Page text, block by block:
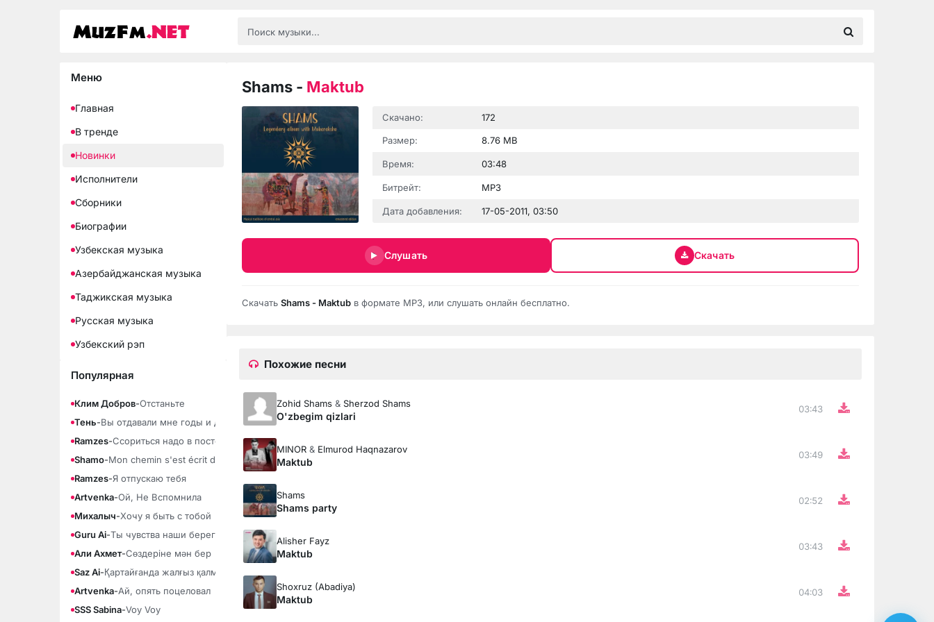
Меню
Главная
В тренде
Новинки
Исполнители
Сборники
Биографии
Узбекская музыка
Азербайджанская музыка
Таджикская музыка
Русская музыка
Узбекский рэп
Популярная
Клим Добров-Отстаньте
Тень-Вы отдавали мне годы и душу
Ramzes-Ссориться надо в постели
Shamo-Mon chemin s'est écrit dans la fumée
Ramzes-Я отпускаю тебя
Artvenka-Ой, Не Вспомнила
Михалыч-Хочу я быть с тобой
Guru Ai-Ты чувства наши береги
Али Ахмет-Сөздеріне мән бер
Saz Ai-Қартайғанда жалғыз қалма
Artvenka-Ай, опять поцеловал
SSS Sabina-Voy Voy
Shams - Maktub
Скачано: 172
Размер: 8.76 MB
Время: 03:48
Битрейт: MP3
Дата добавления: 17-05-2011, 03:50
Слушать Скачать
Скачать Shams - Maktub в формате MP3, или слушать онлайн бесплатно.
Похожие песни
Zohid Shams & Sherzod Shams
O'zbegim qizlari
03:43
MINOR & Elmurod Haqnazarov
Maktub
03:49
Shams
Shams party
02:52
Alisher Fayz
Maktub
03:43
Shoxruz (Abadiya)
Maktub
04:03